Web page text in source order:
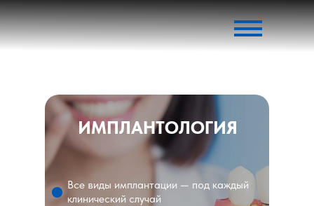
ИМПЛАНТОЛОГИЯ
Все виды имплантации — под каждый
клинический случай